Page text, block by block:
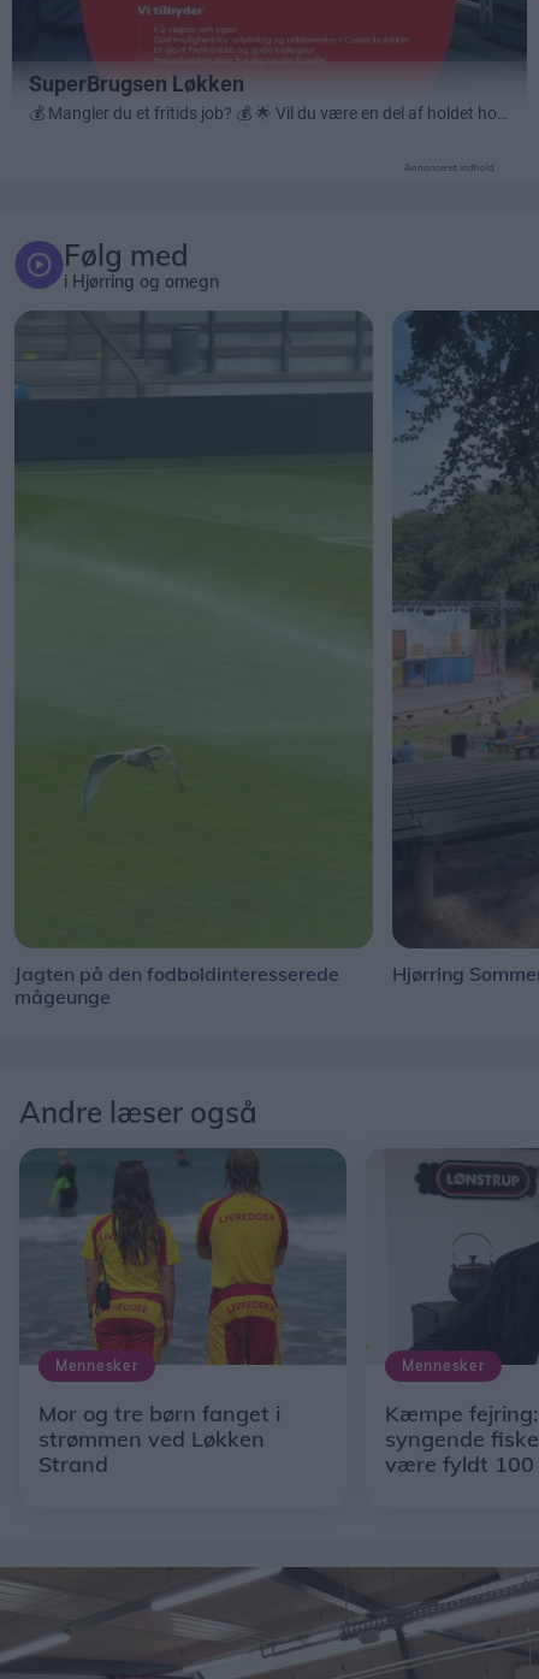
Annonceret indhold
Følg med
i Hjørring og omegn
Jagten på den fodboldinteresserede
mågeunge
Hjørring
Andre læser også
Mennesker
Mor og tre børn fanget i
strømmen ved Løkken
Strand
Mennesker
Kæmpe
syngende
være fyldt 100